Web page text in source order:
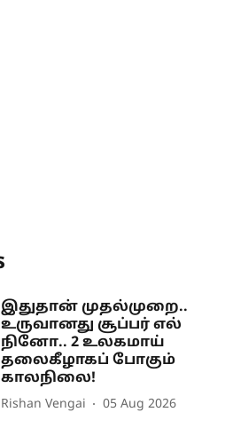
இதுதான் முதல்முறை..
உருவானது சூப்பர் எல்
நினோ.. 2 உலகமாய்
தலைகீழாகப் போகும்
காலநிலை!
Rishan Vengai 05 Aug 2026